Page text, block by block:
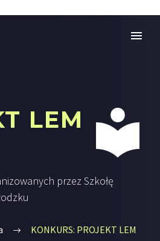


LEM
przez Szkołę
KONKURS: PROJEKT LEM